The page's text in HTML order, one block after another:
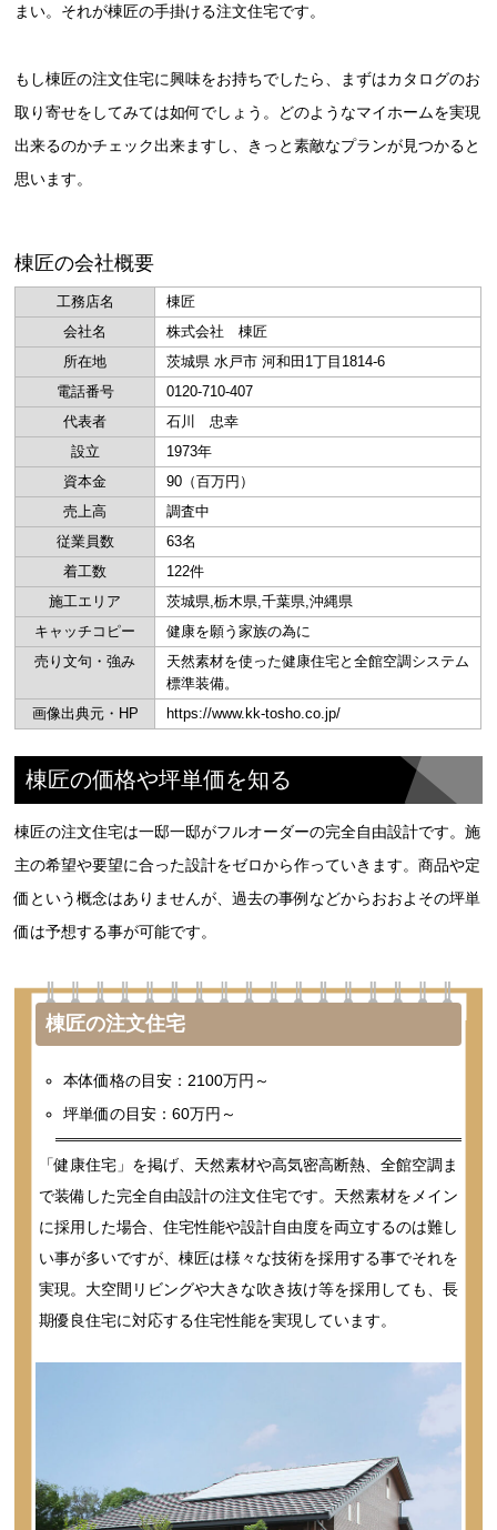
まい。それが棟匠の手掛ける注文住宅です。
もし棟匠の注文住宅に興味をお持ちでしたら、まずはカタログのお
取り寄せをしてみては如何でしょう。どのようなマイホームを実現
出来るのかチェック出来ますし、きっと素敵なプランが見つかると
思います。
棟匠の会社概要
工務店名
棟匠
会社名
株式会社 棟匠
所在地
茨城県 水戸市 河和田1丁目1814-6
電話番号
0120-710-407
代表者
石川 忠幸
設立
1973年
資本金
90（百万円）
売上高
調査中
従業員数
63名
着工数
122件
施工エリア
茨城県,栃木県,千葉県,沖縄県
キャッチコピー
健康を願う家族の為に
売り文句・強み
天然素材を使った健康住宅と全館空調システム
標準装備。
画像出典元・HP
https://www.kk-tosho.co.jp/
棟匠の価格や坪単価を知る
棟匠の注文住宅は一邸一邸がフルオーダーの完全自由設計です。施
主の希望や要望に合った設計をゼロから作っていきます。商品や定
価という概念はありませんが、過去の事例などからおおよその坪単
価は予想する事が可能です。
棟匠の注文住宅
本体価格の目安：2100万円～
坪単価の目安：60万円～
「健康住宅」を掲げ、天然素材や高気密高断熱、全館空調ま
で装備した完全自由設計の注文住宅です。天然素材をメイン
に採用した場合、住宅性能や設計自由度を両立するのは難し
い事が多いですが、棟匠は様々な技術を採用する事でそれを
実現。大空間リビングや大きな吹き抜け等を採用しても、長
期優良住宅に対応する住宅性能を実現しています。